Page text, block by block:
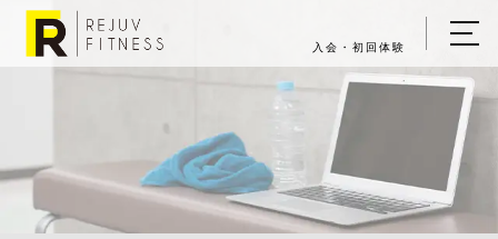
入会・初回体験
ホーム
キャンペーン情報
▼ REJUV FITNESSについて